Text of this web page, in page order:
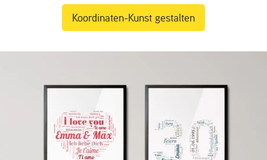
Koordinaten-Kunst gestalten